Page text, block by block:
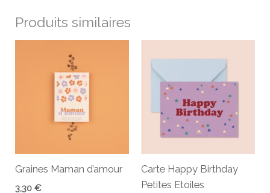
Produits similaires
Graines Maman d’amour
3,30€
Carte Happy Birthday
Petites Etoiles